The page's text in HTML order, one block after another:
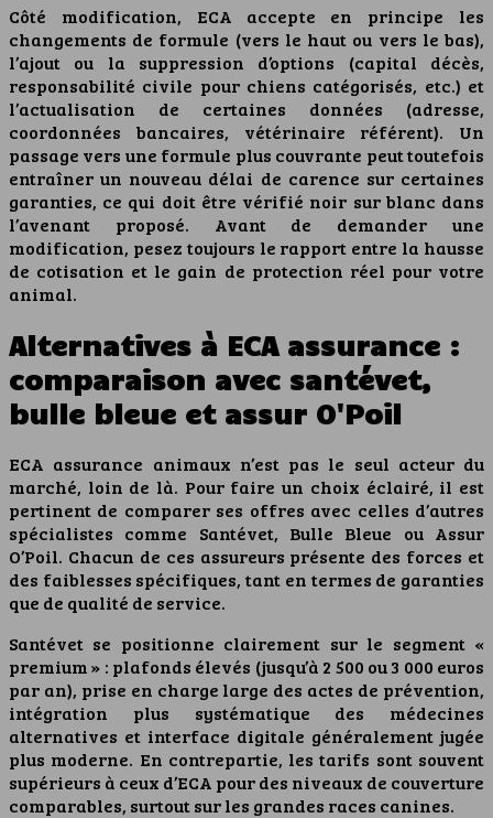
Côté modification, ECA accepte en principe les
changements de formule (vers le haut ou vers le bas),
l’ajout ou la suppression d’options (capital décès,
responsabilité civile pour chiens catégorisés, etc.) et
l’actualisation de certaines données (adresse,
coordonnées bancaires, vétérinaire référent). Un
passage vers une formule plus couvrante peut toutefois
entraîner un nouveau délai de carence sur certaines
garanties, ce qui doit être vérifié noir sur blanc dans
l’avenant proposé. Avant de demander une
modification, pesez toujours le rapport entre la hausse
de cotisation et le gain de protection réel pour votre
animal.
Alternatives à ECA assurance :
comparaison avec santévet,
bulle bleue et assur O'Poil
ECA assurance animaux n’est pas le seul acteur du
marché, loin de là. Pour faire un choix éclairé, il est
pertinent de comparer ses offres avec celles d’autres
spécialistes comme Santévet, Bulle Bleue ou Assur
O’Poil. Chacun de ces assureurs présente des forces et
des faiblesses spécifiques, tant en termes de garanties
que de qualité de service.
Santévet se positionne clairement sur le segment «
premium » : plafonds élevés (jusqu’à 2 500 ou 3 000 euros
par an), prise en charge large des actes de prévention,
intégration plus systématique des médecines
alternatives et interface digitale généralement jugée
plus moderne. En contrepartie, les tarifs sont souvent
supérieurs à ceux d’ECA pour des niveaux de couverture
comparables, surtout sur les grandes races canines.